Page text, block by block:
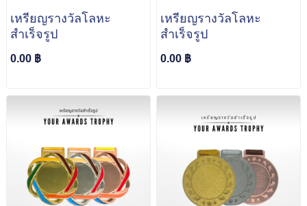
เหรียญรางวัลโลหะ
สำเร็จรูป
0.00 ฿
เหรียญรางวัลโลหะ
สำเร็จรูป
0.00 ฿